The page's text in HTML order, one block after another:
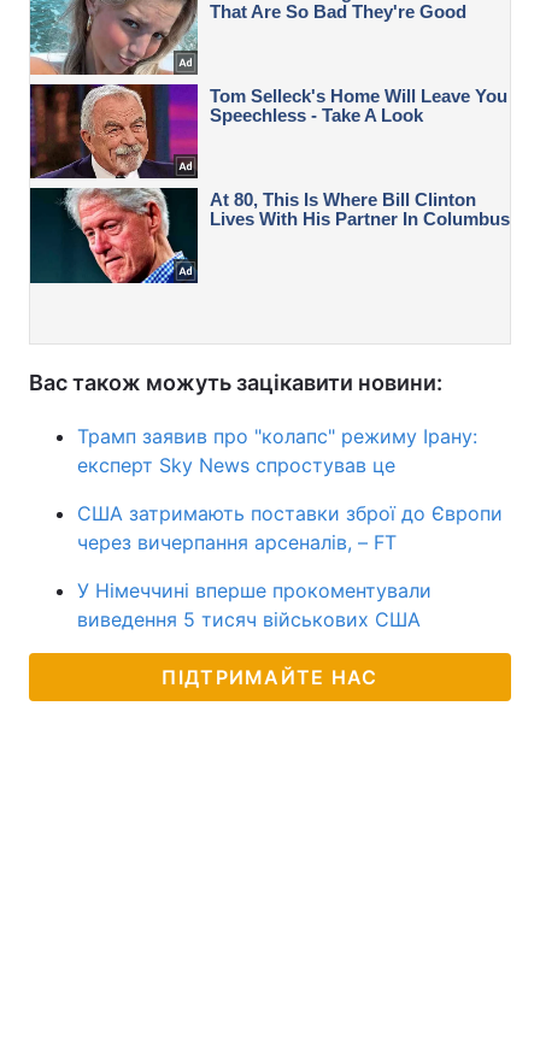
Вас також можуть зацікавити новини:
Трамп заявив про "колапс" режиму Ірану:
експерт Sky News спростував це
США затримають поставки зброї до Європи
через вичерпання арсеналів, – FT
У Німеччині вперше прокоментували
виведення 5 тисяч військових США
ПІДТРИМАЙТЕ НАС